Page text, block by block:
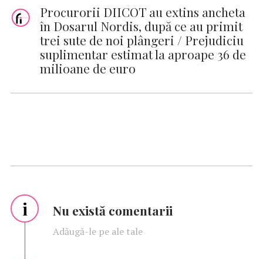
Procurorii DIICOT au extins ancheta
în Dosarul Nordis, după ce au primit
trei sute de noi plângeri / Prejudiciu
suplimentar estimat la aproape 36 de
milioane de euro
i Nu există comentarii
Adăugă-le pe ale tale